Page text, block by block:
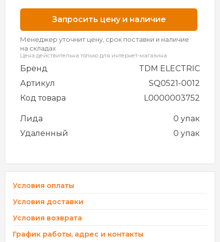
Запросить цену и наличие
Менеджер уточнит цену, срок поставки и наличие
на складах
Цена действительна только для интернет-магазина
Бренд
TDM ELECTRIC
Артикул
SQ0521-0012
Код товара
L0000003752
Лида
0 упак
Удаленный
0 упак
Условия оплаты
Условия доставки
Условия возврата
График работы, адрес и контакты